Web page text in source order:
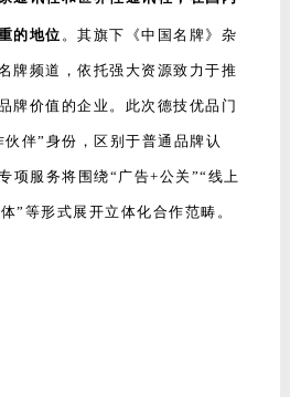
的地位 。其旗下《中国名牌》杂
牌频道，依托强大资源致力于推
牌价值的企业。此次德技优品门
伴”身份，区别于普通品牌认
项服务将围绕“广告+公关”“线上
”等形式展开立体化合作范畴。